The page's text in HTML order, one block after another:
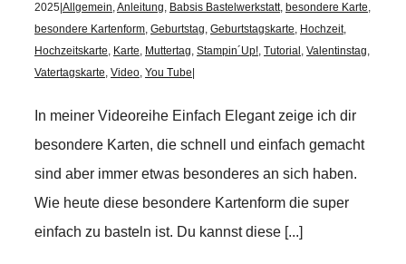
2025 Allgemein,Anleitung, Babsis Bastelwerkstatt, besondere Karte,
besondere Kartenform, Geburtstag, Geburtstagskarte, Hochzeit,
Hochzeitskarte, Karte, Muttertag, Stampin´Up!, Tutorial , Valentinstag,
Vatertagskarte, Video, You Tube
In meiner Videoreihe Einfach Elegant zeige ich dir
besondere Karten, die schnell und einfach gemacht
sind aber immer etwas besonderes an sich haben.
Wie heute diese besondere Kartenform die super
einfach zu basteln ist. Du kannst diese [...]